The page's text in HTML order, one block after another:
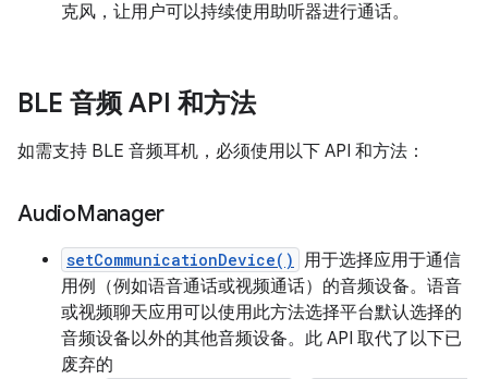
克风，让用户可以持续使用助听器进行通话。
BLE 音频 API 和方法
如需支持 BLE 音频耳机，必须使用以下 API 和方法：
AudioManager
setCommunicationDevice()
用于选择应用于通信
用例（例如语音通话或视频通话）的音频设备。语音
或视频聊天应用可以使用此方法选择平台默认选择的
音频设备以外的其他音频设备。此 API 取代了以下已
废弃的